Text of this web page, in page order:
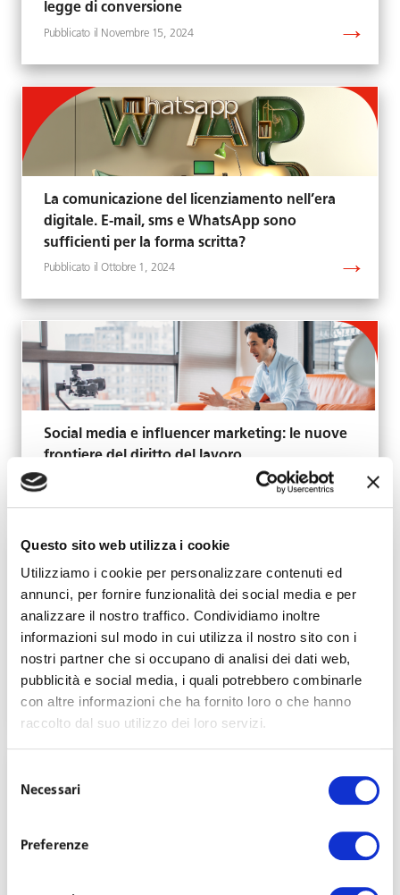
Questo sito web utilizza i cookie
Utilizziamo i cookie per personalizzare contenuti ed
annunci, per fornire funzionalità dei social media e per
analizzare il nostro traffico. Condividiamo inoltre
informazioni sul modo in cui utilizza il nostro sito con i
nostri partner che si occupano di analisi dei dati web,
pubblicità e social media, i quali potrebbero combinarle
con altre informazioni che ha fornito loro o che hanno
raccolto dal suo utilizzo dei loro servizi.
delNecessari
Preferenze
legge di conversione
Novembre 15, 2024
La comunicazione del licenziamento nell’era
digitale. E-mail, sms e WhatsApp sono
sufficienti per la forma scritta?
Ottobre 1, 2024
Social media e influencer marketing: le nuove
frontiere del diritto del lavoro
Domande rettificabili entro il 15 ottobre
Agosto 21, 2024
Il patto di prova tra recenti novità normative e